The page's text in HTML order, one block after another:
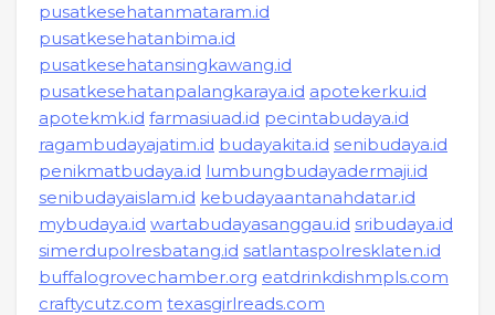
pusatkesehatanmataram.id
pusatkesehatanbima.id
pusatkesehatansingkawang.id
pusatkesehatanpalangkaraya.id apotekerku.id
apotekmk.id farmasiuad.id pecintabudaya.id
ragambudayajatim.id budayakita.id senibudaya.id
penikmatbudaya.id lumbungbudayadermaji.id
senibudayaislam.id kebudayaantanahdatar.id
mybudaya.id wartabudayasanggau.id sribudaya.id
simerdupolresbatang.id satlantaspolresklaten.id
buffalogrovechamber.org eatdrinkdishmpls.com
craftycutz.com texasgirlreads.com